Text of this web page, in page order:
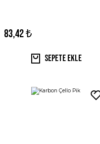
83,42 ₺
Sepete Ekle